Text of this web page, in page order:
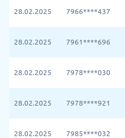
28.02.2025 7966****437
28.02.2025 7961****696
28.02.2025 7978****030
28.02.2025 7978****921
28.02.2025 7985****032